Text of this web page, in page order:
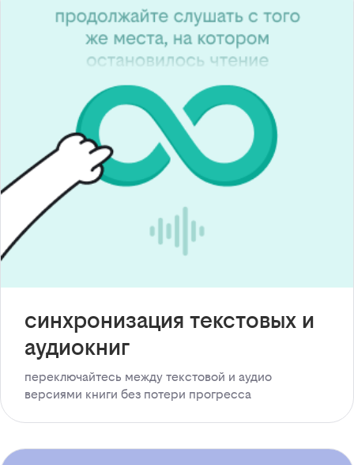
синхронизация текстовых и
аудиокниг
переключайтесь между текстовой и аудио
версиями книги без потери прогресса